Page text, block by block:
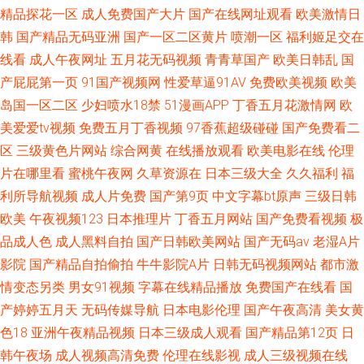
精品探花一区 成人免费国产大片 国产在线网址观看 欧美激情日
韩 国产精品无码亚洲 国产一区二区黄片 喷潮一区 福利姬足交在
线看 成人午夜网址 五月花无码视频 青青草国产 欧美日韩乱 国
产屁屁第一页 91国产视频网 性爱草逼91AV 免费欧美视频 欧美
岛国一区二区 少妇喷水18禁 51漫画APP 丁香五月花激情网 欧
美爱爱tv视频 免费五月丁香视频 97香蕉超级碰碰 国产免费看二
区 三级黄色片网站 综合网黄 在线播放观看 欧美电影在线 伦理
片在哪里看 蜜桃午夜网 久草资源在 日本三级大全 久久福利 福
利所导航视频 成人片免费 国产第9页 中文字幕bt原声 三级日韩
欧美 午夜视频123 日本推理片 丁香五月网站 国产免费看视频 极
品成人色 成人黑料自拍 国产日韩欧美网站 国产无码av 老湿A片
影院 国产精品自拍偷拍 牛牛影院A片 日韩无码视频网站 都市激
情变态另类 男女91视频 字幕在线精品播放 免费国产在线看 国
产婷婷五月天 无码传媒导航 日本电影伦理 国产午夜高清 美女黄
色18 亚洲午夜精品视频 日本三级成人观看 国产精品第12页 日
韩午夜场 成人视频高清免费 伦理在线影视 成人三级视频在线